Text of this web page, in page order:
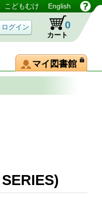
こどもむけ English
カート
0
マイ図書館